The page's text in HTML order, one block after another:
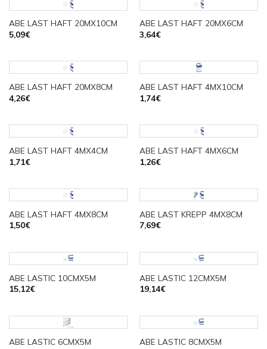
ABE LAST HAFT 20MX10CM
5,09€
ABE LAST HAFT 20MX6CM
3,64€
ABE LAST HAFT 20MX8CM
4,26€
ABE LAST HAFT 4MX10CM
1,74€
ABE LAST HAFT 4MX4CM
1,71€
ABE LAST HAFT 4MX6CM
1,26€
ABE LAST HAFT 4MX8CM
1,50€
ABE LAST KREPP 4MX8CM
7,69€
ABE LASTIC 10CMX5M
15,12€
ABE LASTIC 12CMX5M
19,14€
ABE LASTIC 6CMX5M
ABE LASTIC 8CMX5M